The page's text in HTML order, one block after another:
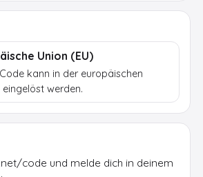
Union (EU)
kann in der europäischen
eingelöst werden.
code und melde dich in deinem